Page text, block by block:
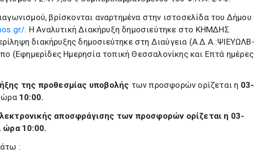
βρίσκονται αναρτημένα στην ιστοσελίδα του Δήμου
. Η Αναλυτική Διακήρυξη δημοσιεύτηκε στο ΚΗΜΔΗΣ
διακήρυξης δημοσιεύτηκε στη Διαύγεια (Α.Δ.Α.:ΨΙΕΥΩΛΒ-
(Εφημερίδες Ημερησία τοπική Θεσσαλονίκης και Επτά ημέρες
της προθεσμίας υποβολής των προσφορών ορίζεται η 03-
ώρα10:00.
αποσφράγισης των προσφορών ορίζεται η 03-
ώρα 10:00.
: